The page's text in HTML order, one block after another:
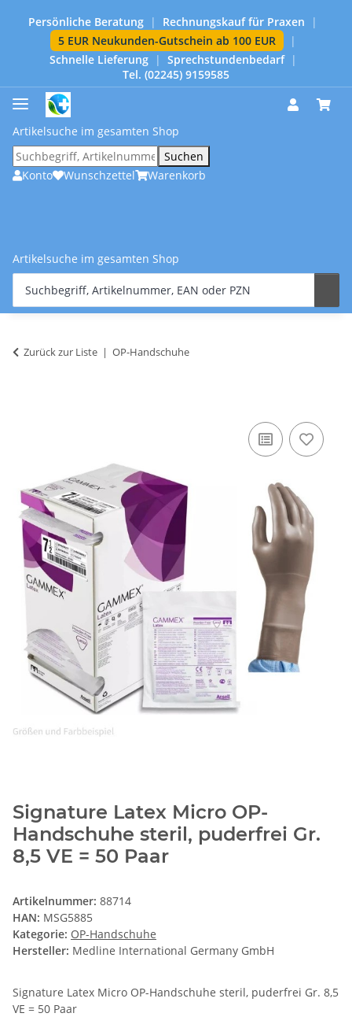
Persönliche Beratung | Rechnungskauf für Praxen
|
5 EUR Neukunden-Gutschein ab 100 EUR
|
Schnelle Lieferung
| Sprechstundenbedarf
|
Tel. (02245) 9159585
Artikelsuche im gesamten Shop
Suchen
Konto
Wunschzettel Warenkorb
Artikelsuche im gesamten Shop
Zurück zur Liste OP-Handschuhe
Signature Latex Micro OP-
Handschuhe steril, puderfrei Gr.
8,5 VE = 50 Paar
Artikelnummer: 88714
HAN: MSG5885
Kategorie: OP-Handschuhe
Hersteller: Medline International Germany GmbH
Signature Latex Micro OP-Handschuhe steril, puderfrei Gr. 8,5
VE = 50 Paar